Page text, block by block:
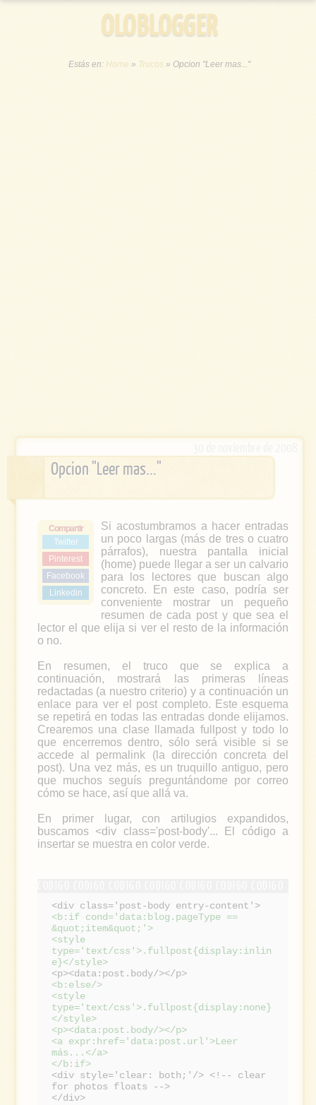
OLOBLOGGER
Estás en:Home» Trucos» Opcion "Leer mas..."
Opcion "Leer mas..."
Compartir
Twitter
Pinterest
Facebook
Linkedin
Si acostumbramos a hacer entradas
un poco largas (más de tres o cuatro
párrafos), nuestra pantalla inicial
(home) puede llegar a ser un calvario
para los lectores que buscan algo
concreto. En este caso, podría ser
conveniente mostrar un pequeño
resumen de cada post y que sea el
lector el que elija si ver el resto de la información
o no.
En resumen, el truco que se explica a
continuación, mostrará las primeras líneas
redactadas (a nuestro criterio) y a continuación un
enlace para ver el post completo. Este esquema
se repetirá en todas las entradas donde elijamos.
Crearemos una clase llamada fullpost y todo lo
que encerremos dentro, sólo será visible si se
accede al permalink (la dirección concreta del
post). Una vez más, es un truquillo antiguo, pero
que muchos seguís preguntándome por correo
cómo se hace, así que allá va.
En primer lugar, con artilugios expandidos,
buscamos <div class='post-body'... El código a
insertar se muestra en color verde.
<div class='post-body entry-content'>
<b:if cond='data:blog.pageType ==
&quot;item&quot;'>
<style
type='text/css'>.fullpost{display:inlin
e}</style>
<p><data:post.body/></p>
<b:else/>
<style
type='text/css'>.fullpost{display:none}
</style>
<p><data:post.body/></p>
<a expr:href='data:post.url'>Leer
más...</a>
</b:if>
<div style='clear: both;'/> <!-- clear
for photos floats -->
</div>